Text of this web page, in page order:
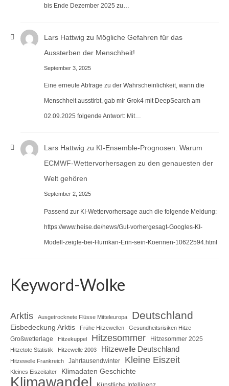
bis Ende Dezember 2025 zu…
Lars Hattwig zu Mögliche Gefahren für das
Aussterben der Menschheit!
September 3, 2025
Eine erneute Abfrage zu der Wahrscheinlichkeit, wann die
Menschheit ausstirbt, gab mir Grok4 mit DeepSearch am
02.09.2025 folgende Antwort: Mit…
Lars Hattwig zu KI-Ensemble-Prognosen: Warum
ECMWF-Wettervorhersagen zu den genauesten der
Welt gehören
September 2, 2025
Passend zur KI-Wettervorhersage auch die folgende Meldung:
https://www.heise.de/news/Gut-vorhergesagt-Googles-KI-
Modell-zeigte-bei-Hurrikan-Erin-sein-Koennen-10622594.html
Keyword-Wolke
Arktis Ausgetrocknete Flüsse Mitteleuropa Deutschland
Eisbedeckung Arktis Frühe Hitzewellen Gesundheitsrisiken Hitze
Großwetterlage Hitzekuppel Hitzesommer Hitzesommer 2025
Hitzetote Statistik Hitzewelle 2003 Hitzewelle Deutschland
Hitzewelle Frankreich Jahrtausendwinter Kleine Eiszeit
Kleines Eiszeitalter Klimadaten Geschichte
Klimawandel